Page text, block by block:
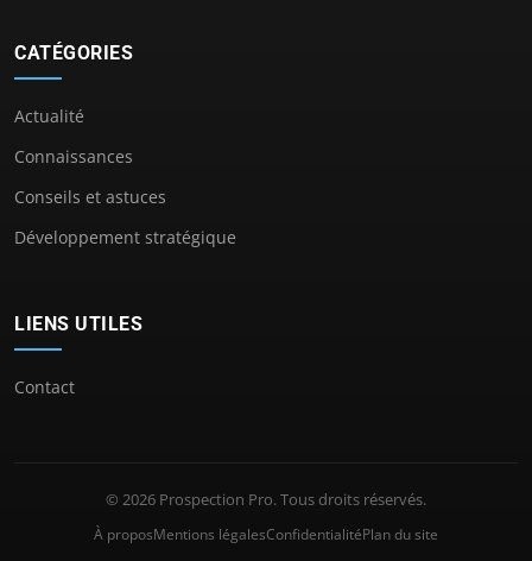
CATÉGORIES
Actualité
Connaissances
Conseils et astuces
Développement stratégique
LIENS UTILES
Contact
© 2026 Prospection Pro. Tous droits réservés.
À proposMentions légalesConfidentialitéPlan du site